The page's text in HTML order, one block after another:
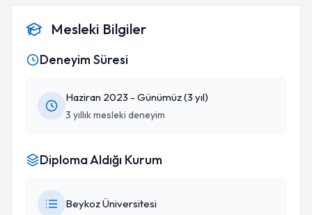
Mesleki Bilgiler
Deneyim Süresi
Haziran 2023 - Günümüz (3 yıl)
3 yıllık mesleki deneyim
Diploma Aldığı Kurum
Beykoz Üniversitesi